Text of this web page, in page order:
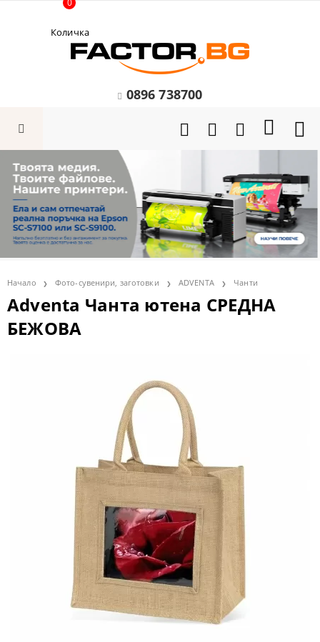
Количка
0
0896 738700
Начало Фото-сувенири, заготовки ADVENTA Чанти
Adventa Чанта ютена СРЕДНА
БЕЖОВА